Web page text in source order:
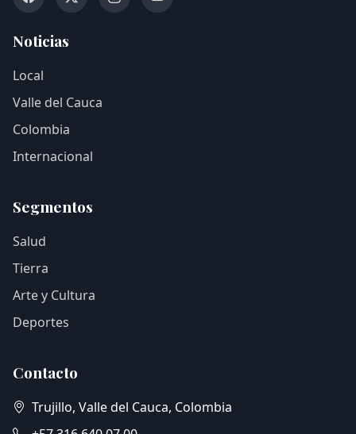
Noticias
Local
Valle del Cauca
Colombia
Internacional
Segmentos
Salud
Tierra
Arte y Cultura
Deportes
Contacto
Trujillo, Valle del Cauca, Colombia